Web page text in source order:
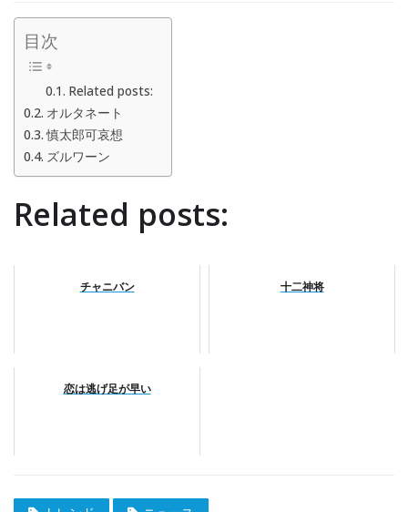
目次
Related posts:
オルタネート
慎太郎可哀想
ズルワーン
Related posts:
チャニバン 十二神将
恋は逃げ足が早い